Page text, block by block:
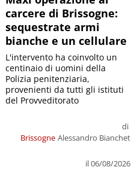
carcere di Brissogne:
sequestrate armi
bianche e un cellulare
Brissogne
di
Alessandro Bianchet
il 06/08/2026
L'intervento ha coinvolto un
centinaio di uomini della
Polizia penitenziaria,
provenienti da tutti gli istituti
del Provveditorato